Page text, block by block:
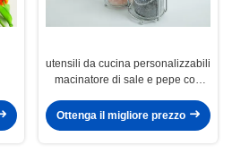
utensili da cucina personalizzabili
macinatore di sale e pepe con
set di porta argento
Ottenga il migliore prezzo